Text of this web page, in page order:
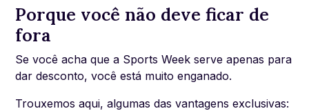
Porque você não deve ficar de
fora
Se você acha que a Sports Week serve apenas para
dar desconto, você está muito enganado.
Trouxemos aqui, algumas das vantagens exclusivas: